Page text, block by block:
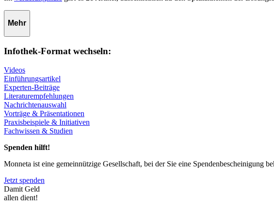
Mehr
Infothek-Format wechseln:
Videos
Einführungsartikel
Experten-Beiträge
Literaturempfehlungen
Nachrichtenauswahl
Vorträge & Präsentationen
Praxisbeispiele & Initiativen
Fachwissen & Studien
Spenden hilft!
Monneta ist eine gemeinnützige Gesellschaft, bei der Sie eine Spendenbescheinigung
Jetzt spenden
Damit Geld
allen dient!